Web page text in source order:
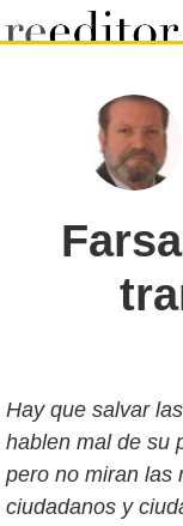
Hay que salvar
hablen mal de su
pero no miran las
ciudadanos y